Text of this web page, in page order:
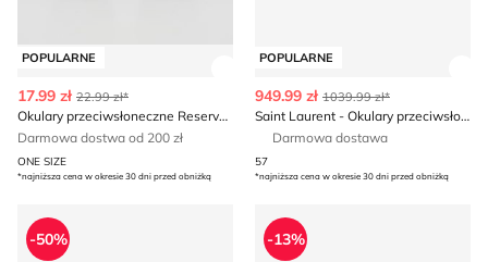
POPULARNE
17.99 zł 22.99 zł*
Okulary przeciwsłoneczne Reserved
Darmowa dostwa od 200 zł
ONE SIZE
*najniższa cena w okresie 30 dni przed obniżką
POPULARNE
949.99 zł 1039.99 zł*
Saint Laurent - Okulary przeciwsłoneczne
Darmowa dostawa
57
*najniższa cena w okresie 30 dni przed obniżką
Okulary przeciwsłoneczne
-50%
Tommy Hilfiger - Okulary
-13%